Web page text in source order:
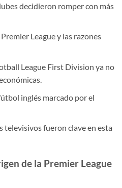
decidieron romper con más
League y las razones
League First Division ya no
inglés marcado por el
televisivos fueron clave en esta
de la Premier League